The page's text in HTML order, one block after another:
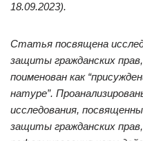
18.09.2023).
Статья посвящена
защиты гражданских
поименован как
натуре”.
исследования,
защиты гражданских